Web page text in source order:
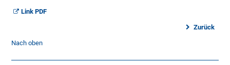
Link PDF
Zurück
Nach oben